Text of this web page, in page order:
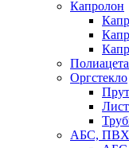
Капролон
Оргстекло
АБС, ПВХ